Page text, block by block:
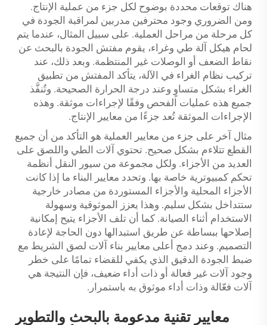
هناك توقعات محددة بوضوح لكل جزء من عملية الإنتاج.
ومن الضروري وجود محترفين مدربين لمراقبة الجودة في
كل مرحلة من مراحل العملية. على سبيل المثال، عندما يتم
لحام هيكل آلة طي وغراء، يقوم مفتش الجودة بالبحث عن
نقاط الضعف أو الوصلات غير المنتظمة. وبعد ذلك، عند
تركيب نظام الغراء في الآلة، يتأكد المفتش من تطبيق
الغراء بشكل متساوٍ وعند درجة الحرارة الصحيحة. وتُنفَّذ
جميع هذه عمليات الفحص وفقًا لإجراءات موثقة. وهذه
الإجراءات الموثقة تُعد جزءًا من معايير الإنتاج.
مثال آخر على جزء من معايير العملية هو التأكد من أن جميع
القطع تتلاءم بشكل صحيح. تحتوي آلات الطي واللصق على
العديد من الأجزاء. ولكل مجموعة من سيور النقل أنظمة
تحكم كمبيوترية خاصة بها. وتحدد معايير البناء ما إذا كانت
الأجزاء المحلية والأجزاء المستوردة من مصادر خارجية
ستتداخل بشكل سليم. وهذا يعزز الموثوقية وسهولة
الاستخدام أثناء الصيانة. كما أن تلف الأجزاء يتيح إمكانية
إصلاحها ببساطة عن طريق استبدالها دون الحاجة لإعادة
التصميم. وعند دمج أعلى معايير بناء آلات لصق الشريط مع
ضبط الجودة الدقيق الذي يكفي للقضاء تمامًا على خطر
وجود آلات غير فعالة أو ذات أداء ضعيف، فإن النتيجة هي
آلات فعّالة وذات أداء موثوق به باستمرار.
معايير تقنية مدعومة بالبحث والتطوير